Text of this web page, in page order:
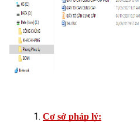
Cơ sở pháp lý: